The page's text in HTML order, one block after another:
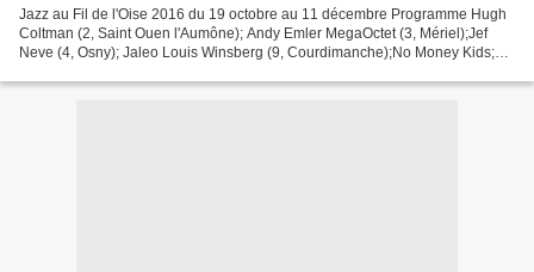
Jazz au Fil de l'Oise 2016 du 19 octobre au 11 décembre Programme Hugh
Coltman (2, Saint Ouen l'Aumône); Andy Emler MegaOctet (3, Mériel);Jef
Neve (4, Osny); Jaleo Louis Winsberg (9, Courdimanche);No Money Kids;